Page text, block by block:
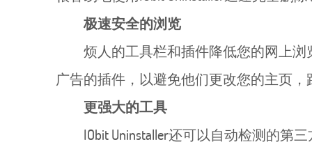
极速安全的浏览
烦人的工具栏和插件降低您的网上浏
广告的插件，以避免他们更改您的主页
更强大的工具
IObit Uninstaller还可以自动检测的